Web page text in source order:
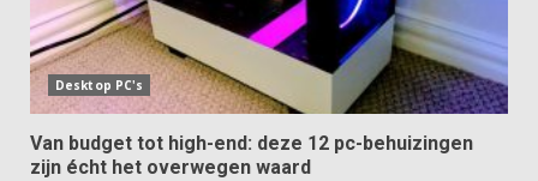
Desktop PC's
Van budget tot high-end: deze 12 pc-behuizingen
zijn écht het overwegen waard